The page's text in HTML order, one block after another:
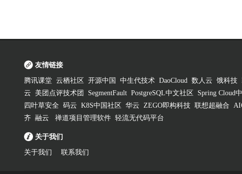
友情链接
腾讯课堂 云栖社区 开源中国 中生代技术 DaoCloud 数人云 饿科技
云
美团点评技术团 SegmentFault PostgreSQL中文社区 Spring Cloud
四叶草安全 码云 K8S中国社区 华云 ZEGO即构科技 联想超融合
齐 融云 禅道项目管理软件 轻流无代码平台
关于我们
关于我们 联系我们